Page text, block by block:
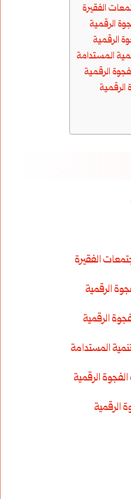
الفقيرة
الرقمية
الرقمية
المستدامة
الرقمية
الفقيرة
الرقمية
الرقمية
المستدامة
الرقمية
الرقمية